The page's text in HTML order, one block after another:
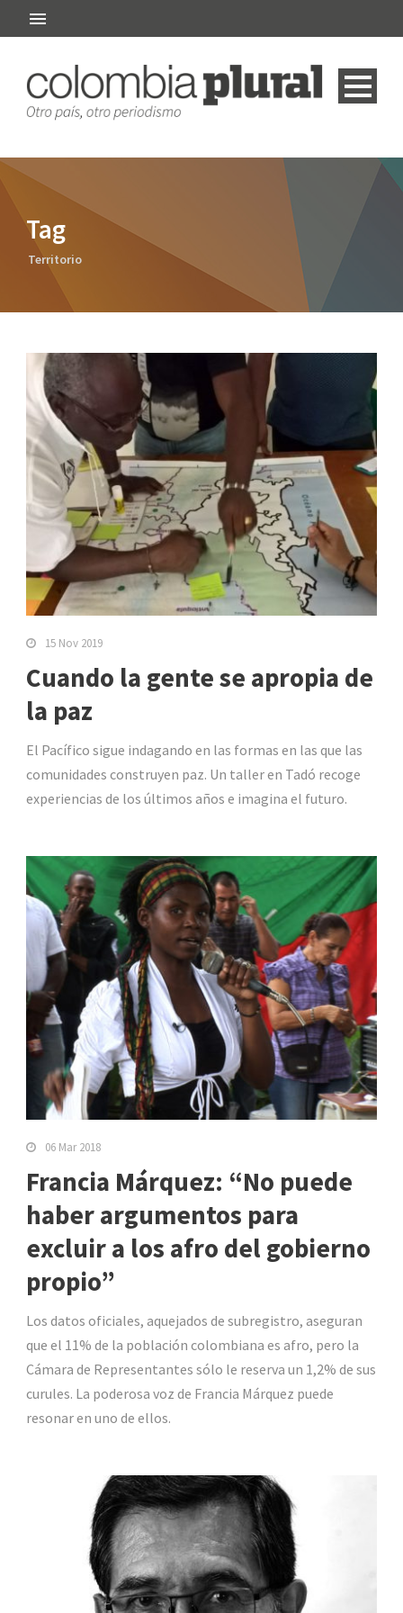
Tag
Territorio
15 Nov 2019
Cuando la gente se apropia de
la paz
El Pacífico sigue indagando en las formas en las que las
comunidades construyen paz. Un taller en Tadó recoge
experiencias de los últimos años e imagina el futuro.
06 Mar 2018
Francia Márquez: “No puede
haber argumentos para
excluir a los afro del gobierno
propio”
Los datos oficiales, aquejados de subregistro, aseguran
que el 11% de la población colombiana es afro, pero la
Cámara de Representantes sólo le reserva un 1,2% de sus
curules. La poderosa voz de Francia Márquez puede
resonar en uno de ellos.